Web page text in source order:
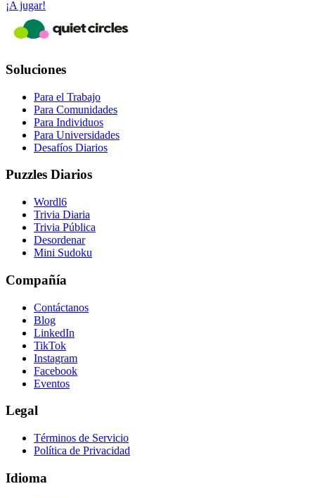
¡A jugar!
Soluciones
Para el Trabajo
Para Comunidades
Para Individuos
Para Universidades
Desafíos Diarios
Puzzles Diarios
Wordl6
Trivia Diaria
Trivia Pública
Desordenar
Mini Sudoku
Compañía
Contáctanos
Blog
LinkedIn
TikTok
Instagram
Facebook
Eventos
Legal
Términos de Servicio
Política de Privacidad
Idioma